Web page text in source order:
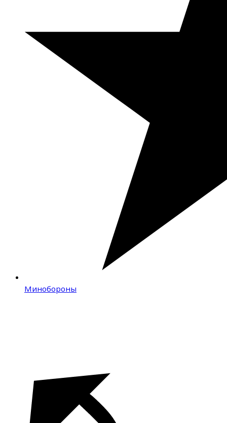
Минобороны